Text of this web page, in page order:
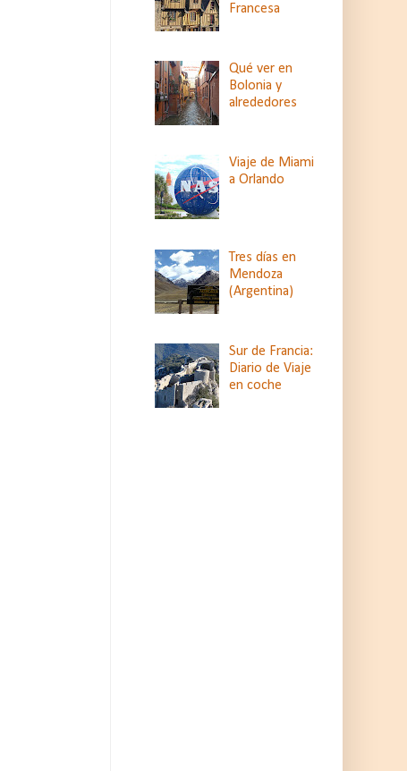
Francesa
Qué ver en
Bolonia y
alrededores
Viaje de Miami
a Orlando
Tres días en
Mendoza
(Argentina)
Sur de Francia:
Diario de Viaje
en coche